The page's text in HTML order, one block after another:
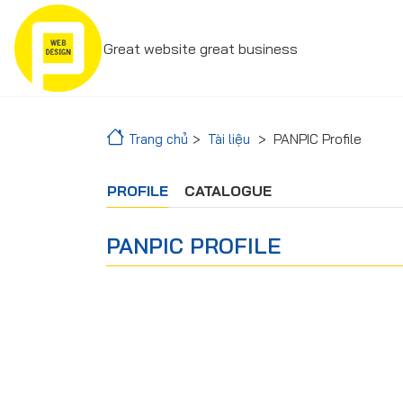
Great website great business
Trang chủ Tài liệu PANPIC Profile
PROFILE CATALOGUE
PANPIC PROFILE